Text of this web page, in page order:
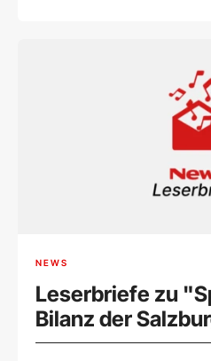
NEWS
Leserbriefe zu
Bilanz der
(21.08.2024)